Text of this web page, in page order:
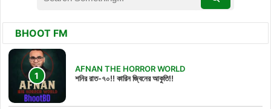
BHOOT FM
AFNAN THE HORROR WORLD
শনির রাত-৭০!! কারিন জ্বিনের আকুতি!!